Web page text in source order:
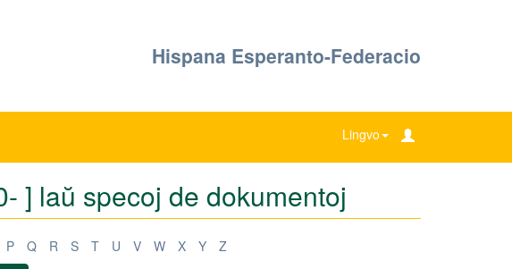
Hispana Esperanto-Federacio
Lingvo
] laŭ specoj de dokumentoj
P Q R S T U V W X Y
Z